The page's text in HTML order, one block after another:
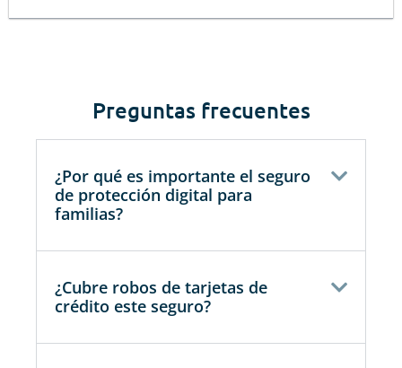
Preguntas frecuentes
¿Por qué es importante el seguro
de protección digital para
familias?
¿Cubre robos de tarjetas de
crédito este seguro?